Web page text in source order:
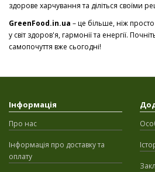
здорове харчування та діліться своїми
GreenFood.in.ua – це більше, ніж
у світ здоров'я, гармонії та енергії.
самопочуття вже сьогодні!
Інформація
Про нас
Інформація про доставку та
оплату